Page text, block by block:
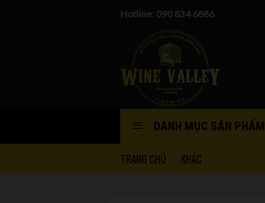
Hotline: 090 834 6886
DANH MỤC SẢN PHẨM
TRANG CHỦ KHÁC